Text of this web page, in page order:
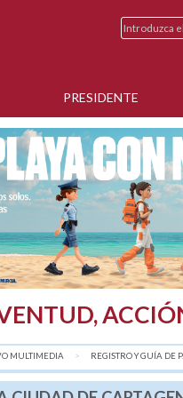
PRESIDENTE
MULTIMEDIA REGISTRO Y GUÍA DE P...